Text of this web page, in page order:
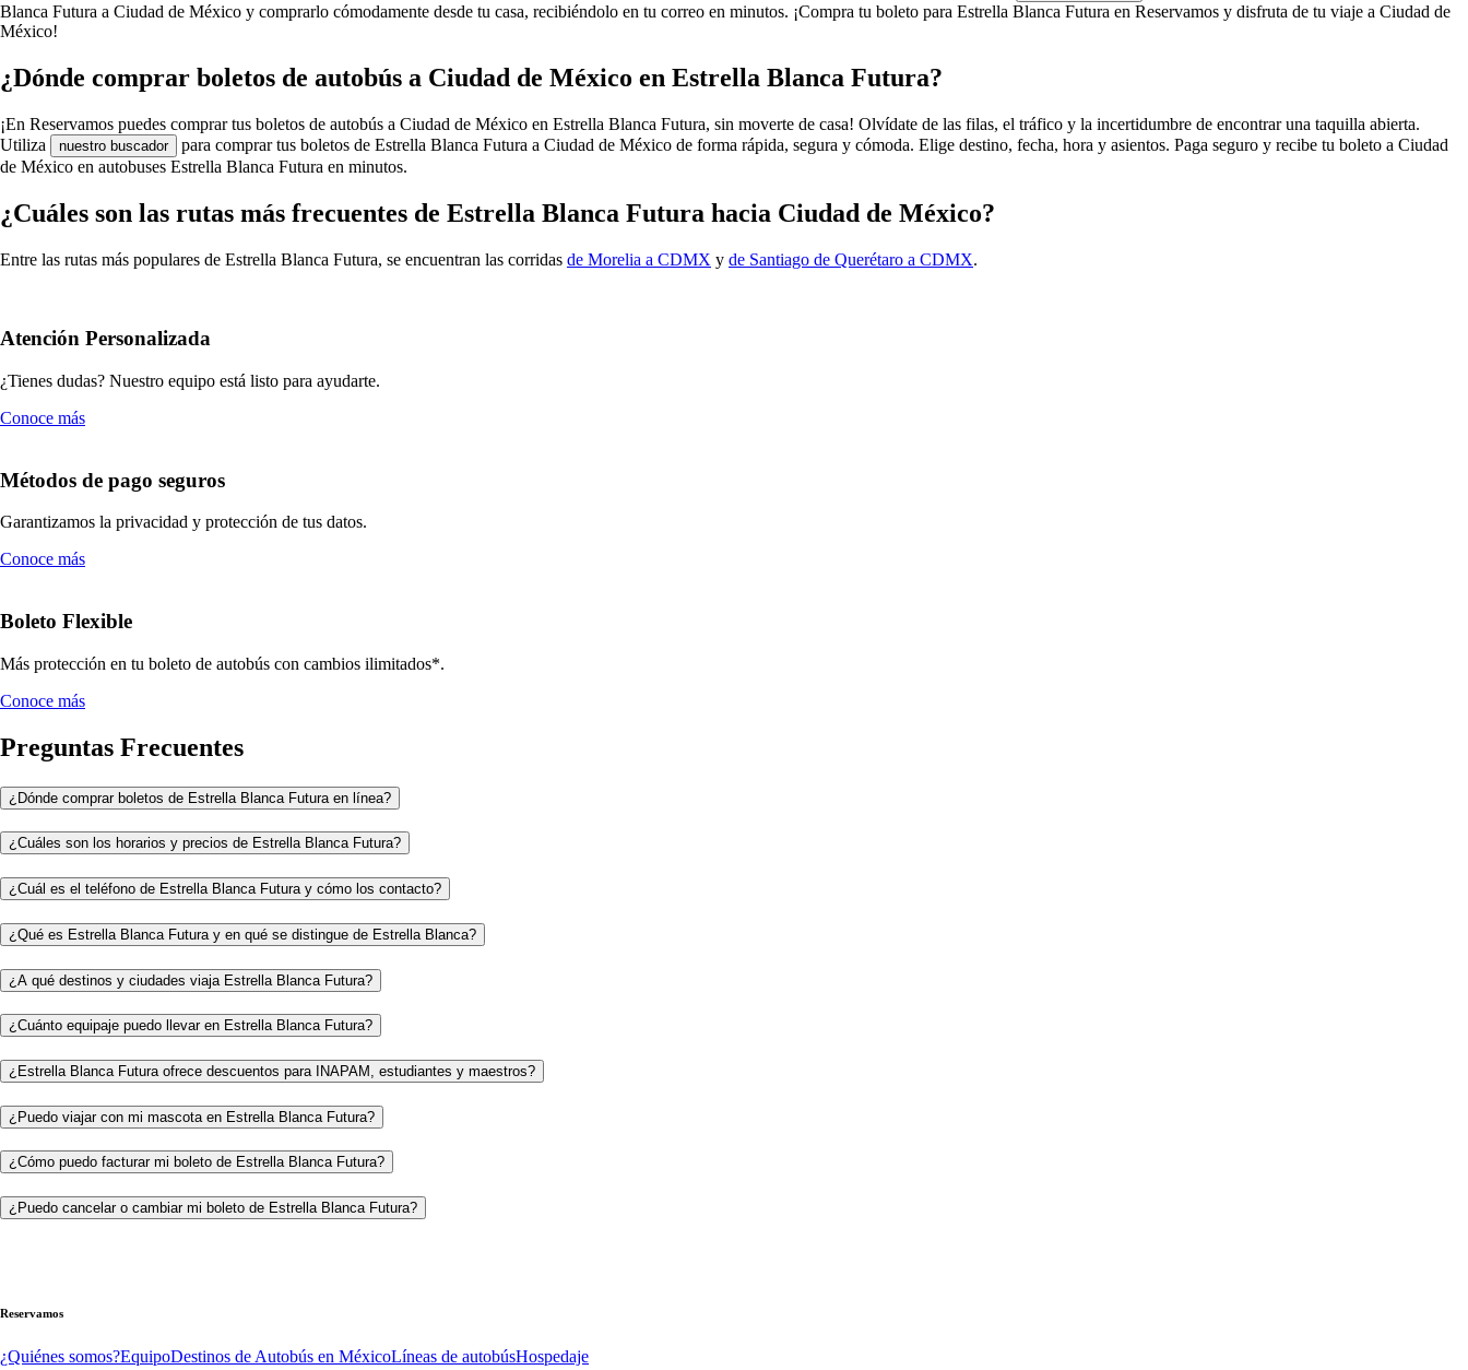
Blanca Futura a Ciudad de México y comprarlo cómodamente desde tu casa, recibiéndolo en tu correo en minutos. ¡Compra tu boleto para Estrella Blanca Futura en Reservamos y disfruta de tu viaje a Ciudad de
México!
¿Dónde comprar boletos de autobús a Ciudad de México en Estrella Blanca Futura?
¡En Reservamos puedes comprar tus boletos de autobús a Ciudad de México en Estrella Blanca Futura, sin moverte de casa! Olvídate de las filas, el tráfico y la incertidumbre de encontrar una taquilla abierta.
Utiliza
nuestro buscador
para comprar tus boletos de Estrella Blanca Futura a Ciudad de México de forma rápida, segura y cómoda. Elige destino, fecha, hora y asientos. Paga seguro y recibe tu boleto a Ciudad
de México en autobuses Estrella Blanca Futura en minutos.
¿Cuáles son las rutas más frecuentes de Estrella Blanca Futura hacia Ciudad de México?
Entre las rutas más populares de Estrella Blanca Futura, se encuentran las corridas de Morelia a CDMX y de Santiago de Querétaro a CDMX.
Atención Personalizada
¿Tienes dudas? Nuestro equipo está listo para ayudarte.
Conoce más
Métodos de pago seguros
Garantizamos la privacidad y protección de tus datos.
Conoce más
Boleto Flexible
Más protección en tu boleto de autobús con cambios ilimitados*.
Conoce más
Preguntas Frecuentes
¿Dónde comprar boletos de Estrella Blanca Futura en línea?
¿Cuáles son los horarios y precios de Estrella Blanca Futura?
¿Cuál es el teléfono de Estrella Blanca Futura y cómo los contacto?
¿Qué es Estrella Blanca Futura y en qué se distingue de Estrella Blanca?
¿A qué destinos y ciudades viaja Estrella Blanca Futura?
¿Cuánto equipaje puedo llevar en Estrella Blanca Futura?
¿Estrella Blanca Futura ofrece descuentos para INAPAM, estudiantes y maestros?
¿Puedo viajar con mi mascota en Estrella Blanca Futura?
¿Cómo puedo facturar mi boleto de Estrella Blanca Futura?
¿Puedo cancelar o cambiar mi boleto de Estrella Blanca Futura?
Reservamos
¿Quiénes somos?EquipoDestinos de Autobús en MéxicoLíneas de autobúsHospedaje